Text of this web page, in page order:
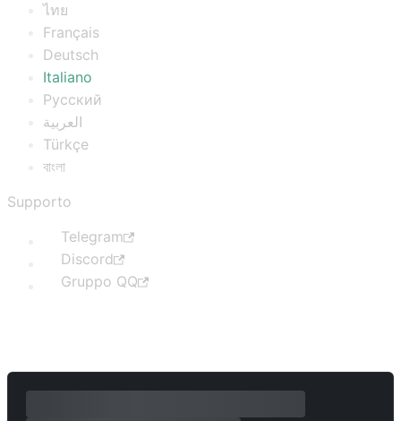
ไทย
Français
Deutsch
Italiano
Русский
العربية
Türkçe
বাংলা
Supporto
Telegram
Discord
Gruppo QQ